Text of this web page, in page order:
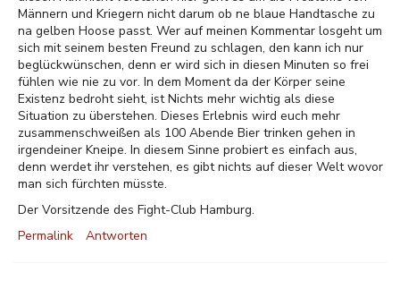
Männern und Kriegern nicht darum ob ne blaue Handtasche zu
na gelben Hoose passt. Wer auf meinen Kommentar losgeht um
sich mit seinem besten Freund zu schlagen, den kann ich nur
beglückwünschen, denn er wird sich in diesen Minuten so frei
fühlen wie nie zu vor. In dem Moment da der Körper seine
Existenz bedroht sieht, ist Nichts mehr wichtig als diese
Situation zu überstehen. Dieses Erlebnis wird euch mehr
zusammenschweißen als 100 Abende Bier trinken gehen in
irgendeiner Kneipe. In diesem Sinne probiert es einfach aus,
denn werdet ihr verstehen, es gibt nichts auf dieser Welt wovor
man sich fürchten müsste.
Der Vorsitzende des Fight-Club Hamburg.
Permalink
Antworten